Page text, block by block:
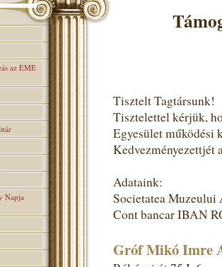
az EME
Napja
Tisztelt Tagtársunk!
Tisztelettel kérjük,
Egyesület működési
Kedvezményezettjét
Adataink:
Societatea
Cont bancar IBAN
Gróf Mikó Imre